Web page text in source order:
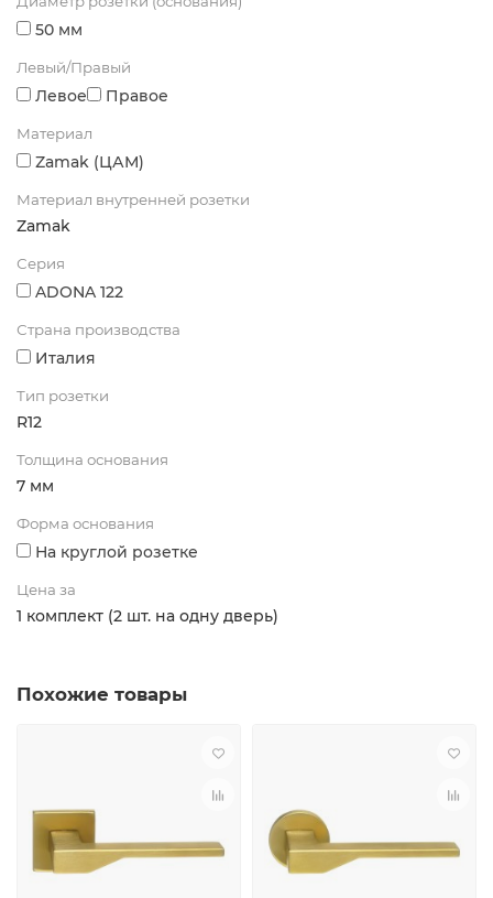
50 мм
Левый/Правый
Левое Правое
Материал
Zamak (ЦАМ)
Материал внутренней розетки
Zamak
Серия
ADONA 122
Страна производства
Италия
Тип розетки
R12
Толщина основания
7 мм
Форма основания
На круглой розетке
Цена за
1 комплект (2 шт. на одну дверь)
Похожие товары